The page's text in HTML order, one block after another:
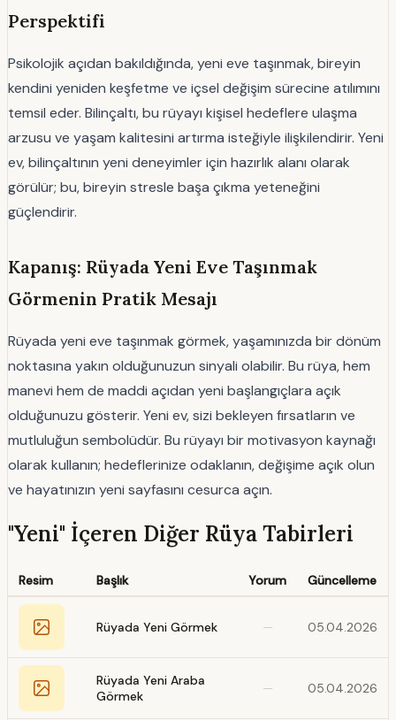
Perspektifi
Psikolojik açıdan bakıldığında, yeni eve taşınmak, bireyin
kendini yeniden keşfetme ve içsel değişim sürecine atılımını
temsil eder. Bilinçaltı, bu rüyayı kişisel hedeflere ulaşma
arzusu ve yaşam kalitesini artırma isteğiyle ilişkilendirir. Yeni
ev, bilinçaltının yeni deneyimler için hazırlık alanı olarak
görülür; bu, bireyin stresle başa çıkma yeteneğini
güçlendirir.
Kapanış: Rüyada Yeni Eve Taşınmak
Görmenin Pratik Mesajı
Rüyada yeni eve taşınmak görmek, yaşamınızda bir dönüm
noktasına yakın olduğunuzun sinyali olabilir. Bu rüya, hem
manevi hem de maddi açıdan yeni başlangıçlara açık
olduğunuzu gösterir. Yeni ev, sizi bekleyen fırsatların ve
mutluluğun sembolüdür. Bu rüyayı bir motivasyon kaynağı
olarak kullanın; hedeflerinize odaklanın, değişime açık olun
ve hayatınızın yeni sayfasını cesurca açın.
"Yeni" İçeren Diğer Rüya Tabirleri
Resim Başlık Yorum Güncelleme
Rüyada Yeni Görmek — 05.04.2026
Rüyada Yeni Araba
Görmek
— 05.04.2026